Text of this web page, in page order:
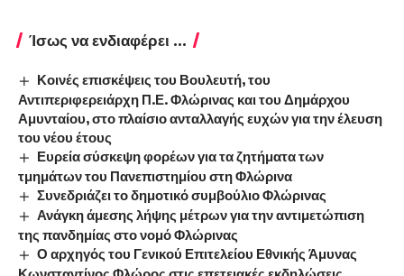
Ίσως να ενδιαφέρει ...
Κοινές επισκέψεις του Βουλευτή, του
Αντιπεριφερειάρχη Π.Ε. Φλώρινας και του Δημάρχου
Αμυνταίου, στο πλαίσιο ανταλλαγής ευχών για την έλευση
του νέου έτους
Ευρεία σύσκεψη φορέων για τα ζητήματα των
τμημάτων του Πανεπιστημίου στη Φλώρινα
Συνεδριάζει το δημοτικό συμβούλιο Φλώρινας
Ανάγκη άμεσης λήψης μέτρων για την αντιμετώπιση
της πανδημίας στο νομό Φλώρινας
Ο αρχηγός του Γενικού Επιτελείου Εθνικής Άμυνας